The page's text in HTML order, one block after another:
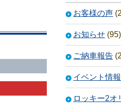
お客様の声
お知らせ (95)
ご納車報告
イベント情報
ロッキー2オ